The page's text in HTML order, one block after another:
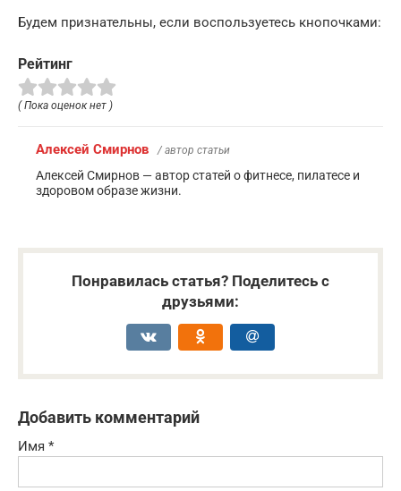
Будем признательны, если воспользуетесь кнопочками:
Рейтинг
( Пока оценок нет )
Алексей Смирнов / автор статьи
Алексей Смирнов — автор статей о фитнесе, пилатесе и
здоровом образе жизни.
Понравилась статья? Поделитесь с
друзьями:
Добавить комментарий
Имя *